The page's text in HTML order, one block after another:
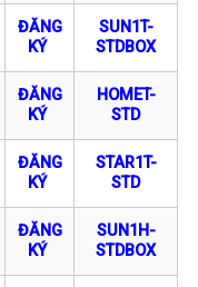
ĐĂNG
KÝ
SUN1T-
STDBOX
ĐĂNG
KÝ
HOMET-
STD
ĐĂNG
KÝ
STAR1T-
STD
ĐĂNG
KÝ
SUN1H-
STDBOX